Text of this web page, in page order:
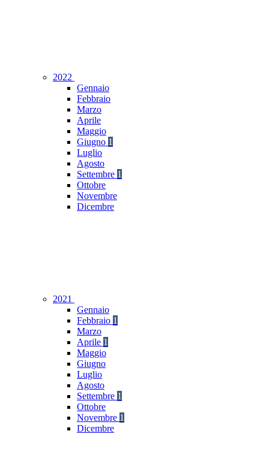
2022
Gennaio
Febbraio
Marzo
Aprile
Maggio
Giugno 1
Luglio
Agosto
Settembre 1
Ottobre
Novembre
Dicembre
2021
Gennaio
Febbraio 1
Marzo
Aprile 1
Maggio
Giugno
Luglio
Agosto
Settembre 1
Ottobre
Novembre 1
Dicembre